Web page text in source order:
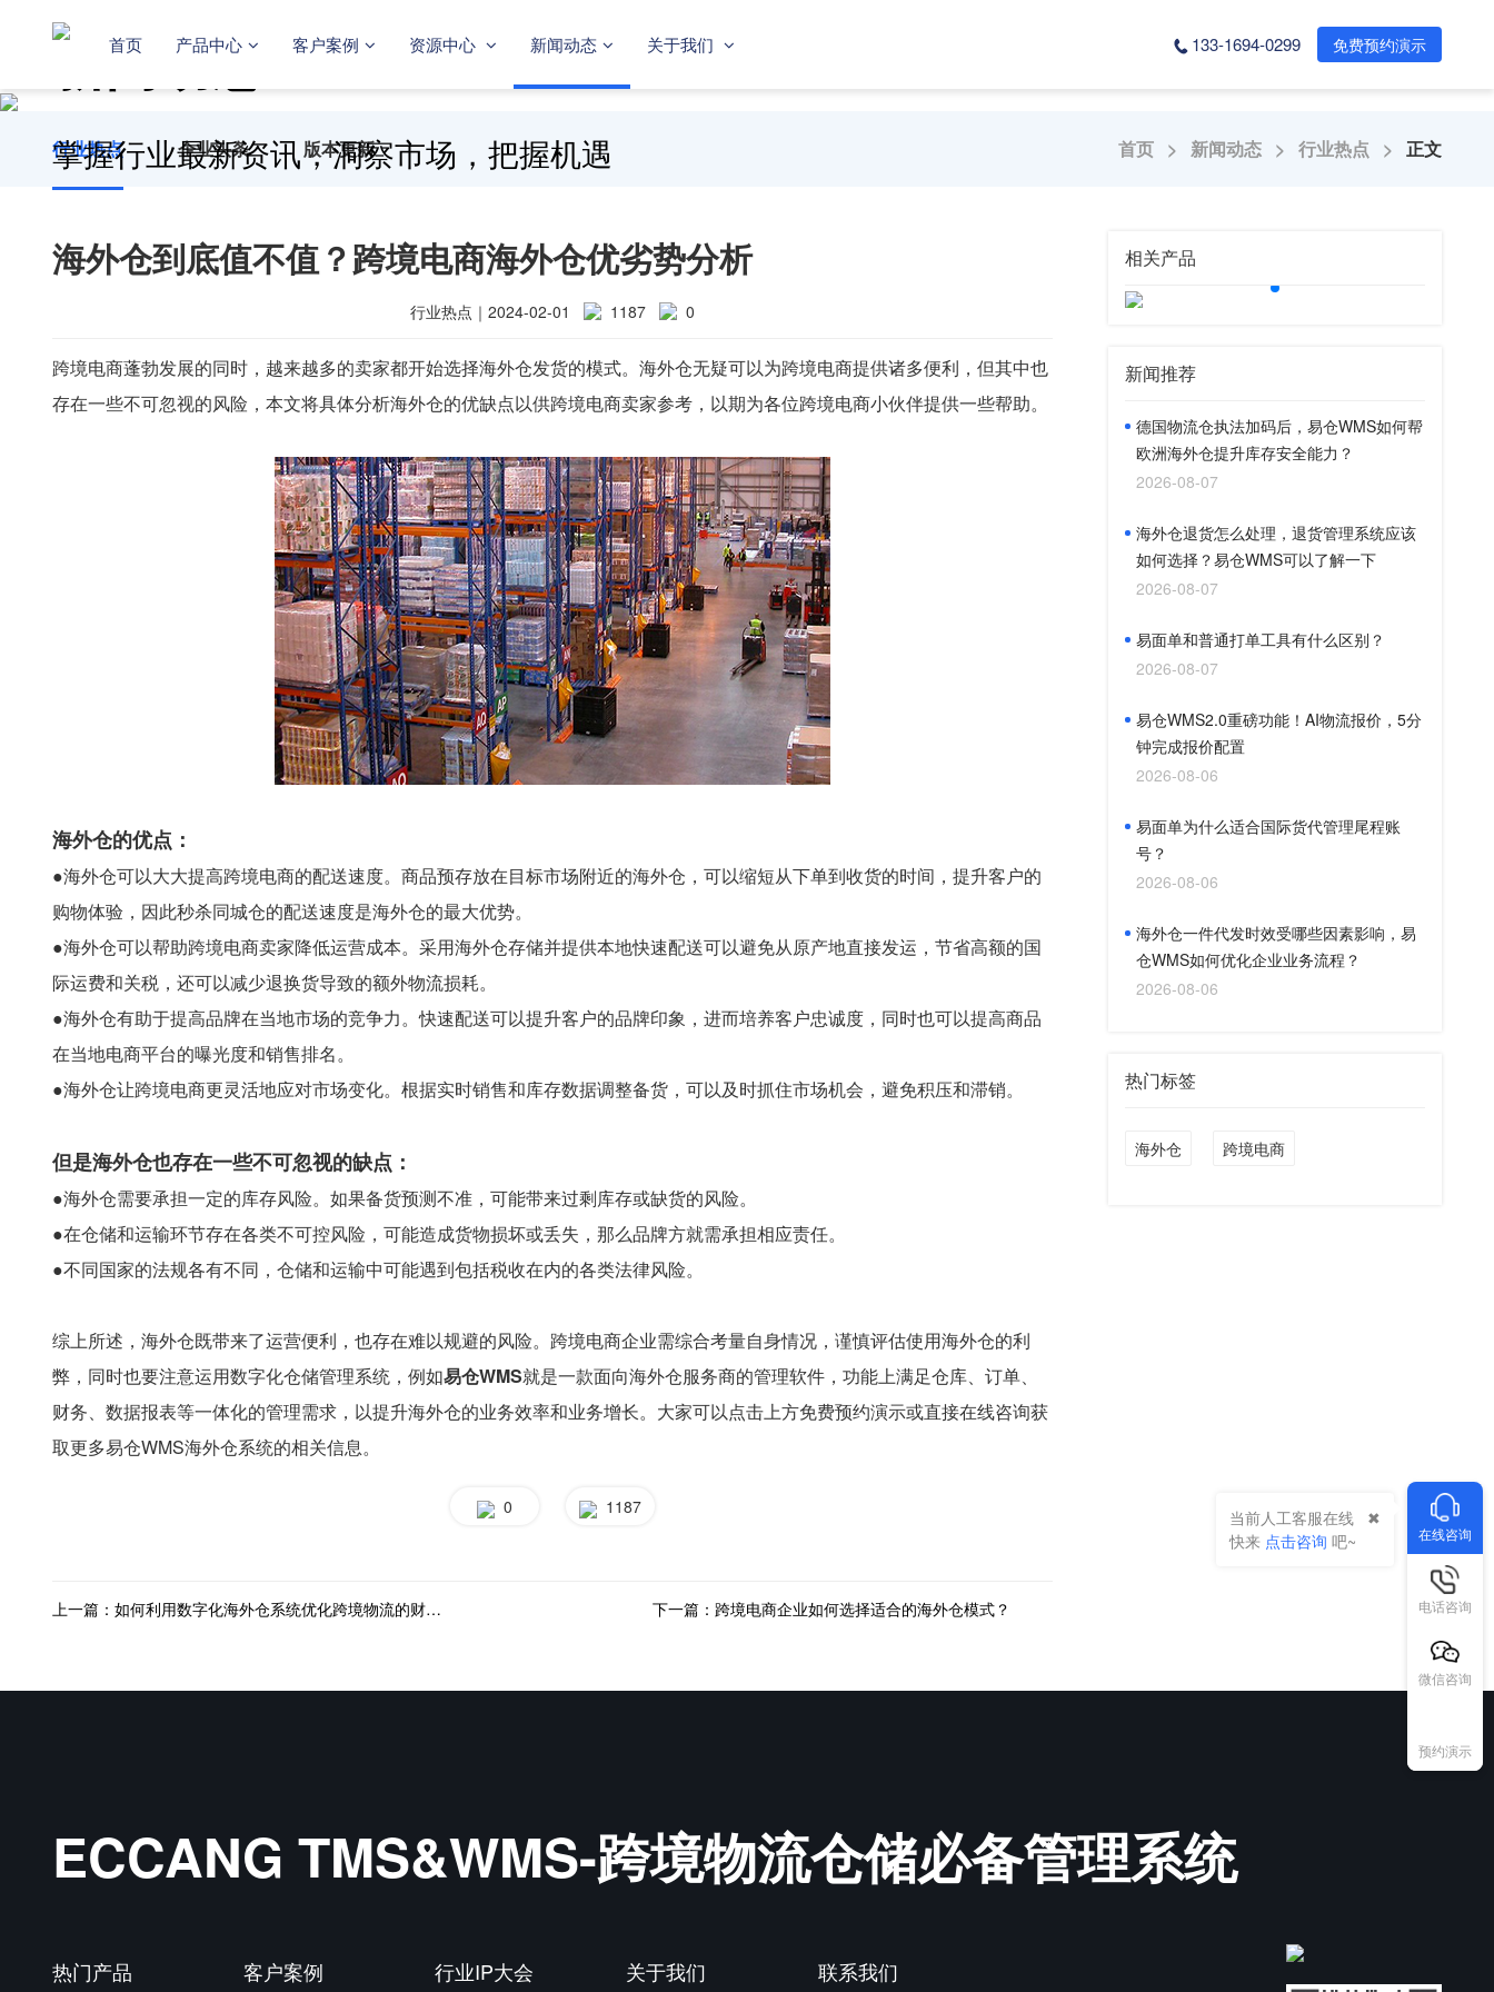
首页 产品中心 客户案例 资源中心 新闻动态 关于我们 133-1694-0299 免费预约演示
新闻动态
掌握行业最新资讯，洞察市场，把握机遇
行业热点 企业头条 版本更新 首页 > 新闻动态 > 行业热点 > 正文
海外仓到底值不值？跨境电商海外仓优劣势分析
行业热点 ｜ 2024-02-01 1187 0
跨境电商蓬勃发展的同时，越来越多的卖家都开始选择海外仓发货的模式。海外仓无疑可以为跨境电商提供诸多便利，但其中也
存在一些不可忽视的风险，本文将具体分析海外仓的优缺点以供跨境电商卖家参考，以期为各位跨境电商小伙伴提供一些帮助。
海外仓的优点：
●海外仓可以大大提高跨境电商的配送速度。商品预存放在目标市场附近的海外仓，可以缩短从下单到收货的时间，提升客户的
购物体验，因此秒杀同城仓的配送速度是海外仓的最大优势。
●海外仓可以帮助跨境电商卖家降低运营成本。采用海外仓存储并提供本地快速配送可以避免从原产地直接发运，节省高额的国
际运费和关税，还可以减少退换货导致的额外物流损耗。
●海外仓有助于提高品牌在当地市场的竞争力。快速配送可以提升客户的品牌印象，进而培养客户忠诚度，同时也可以提高商品
在当地电商平台的曝光度和销售排名。
●海外仓让跨境电商更灵活地应对市场变化。根据实时销售和库存数据调整备货，可以及时抓住市场机会，避免积压和滞销。
但是海外仓也存在一些不可忽视的缺点：
●海外仓需要承担一定的库存风险。如果备货预测不准，可能带来过剩库存或缺货的风险。
●在仓储和运输环节存在各类不可控风险，可能造成货物损坏或丢失，那么品牌方就需承担相应责任。
●不同国家的法规各有不同，仓储和运输中可能遇到包括税收在内的各类法律风险。
综上所述，海外仓既带来了运营便利，也存在难以规避的风险。跨境电商企业需综合考量自身情况，谨慎评估使用海外仓的利
弊，同时也要注意运用数字化仓储管理系统，例如易仓WMS就是一款面向海外仓服务商的管理软件，功能上满足仓库、订单、
财务、数据报表等一体化的管理需求，以提升海外仓的业务效率和业务增长。大家可以点击上方免费预约演示或直接在线咨询获
取更多易仓WMS海外仓系统的相关信息。
0 1187
上一篇：如何利用数字化海外仓系统优化跨境物流的财务管理流程？ 下一篇：跨境电商企业如何选择适合的海外仓模式？
相关产品
新闻推荐
德国物流仓执法加码后，易仓WMS如何帮
欧洲海外仓提升库存安全能力？
2026-08-07
海外仓退货怎么处理，退货管理系统应该
如何选择？易仓WMS可以了解一下
2026-08-07
易面单和普通打单工具有什么区别？
2026-08-07
易仓WMS2.0重磅功能！AI物流报价，5分
钟完成报价配置
2026-08-06
易面单为什么适合国际货代管理尾程账
号？
2026-08-06
海外仓一件代发时效受哪些因素影响，易
仓WMS如何优化企业业务流程？
2026-08-06
热门标签
海外仓 跨境电商
ECCANG TMS&WMS-跨境物流仓储必备管理系统
热门产品 客户案例 行业IP大会 关于我们 联系我们
在线咨询
当前人工客服在线
快来 点击咨询 吧~
电话咨询
微信咨询
预约演示